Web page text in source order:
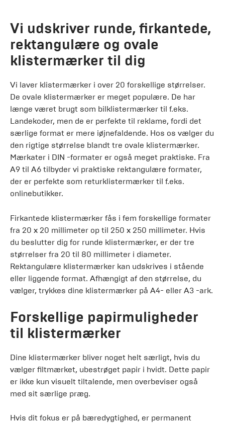
Vi udskriver runde, firkantede,
rektangulære og ovale
klistermærker til dig
Vi laver klistermærker i over 20 forskellige størrelser.
De ovale klistermærker er meget populære. De har
længe været brugt som bilklistermærker til f.eks.
Landekoder, men de er perfekte til reklame, fordi det
særlige format er mere iøjnefaldende. Hos os vælger du
den rigtige størrelse blandt tre ovale klistermærker.
Mærkater i DIN -formater er også meget praktiske. Fra
A9 til A6 tilbyder vi praktiske rektangulære formater,
der er perfekte som returklistermærker til f.eks.
onlinebutikker.
Firkantede klistermærker fås i fem forskellige formater
fra 20 x 20 millimeter op til 250 x 250 millimeter. Hvis
du beslutter dig for runde klistermærker, er der tre
størrelser fra 20 til 80 millimeter i diameter.
Rektangulære klistermærker kan udskrives i stående
eller liggende format. Afhængigt af den størrelse, du
vælger, trykkes dine klistermærker på A4- eller A3 -ark.
Forskellige papirmuligheder
til klistermærker
Dine klistermærker bliver noget helt særligt, hvis du
vælger filtmærket, ubestrøget papir i hvidt. Dette papir
er ikke kun visuelt tiltalende, men overbeviser også
med sit særlige præg.
Hvis dit fokus er på bæredygtighed, er permanent